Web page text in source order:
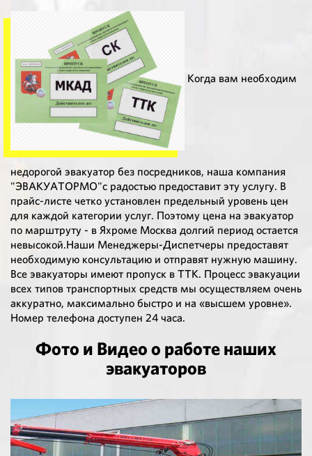
Когда вам необходим
недорогой эвакуатор без посредников, наша компания
"ЭВАКУАТОРМО"с радостью предоставит эту услугу. В
прайс-листе четко установлен предельный уровень цен
для каждой категории услуг. Поэтому цена на эвакуатор
по марштруту - в Яхроме Москва долгий период остается
невысокой.Наши Менеджеры-Диспетчеры предоставят
необходимую консультацию и отправят нужную машину.
Все эвакуаторы имеют пропуск в ТТК. Процесс эвакуации
всех типов транспортных средств мы осуществляем очень
аккуратно, максимально быстро и на «высшем уровне».
Номер телефона доступен 24 часа.
Фото и Видео о работе наших
эвакуаторов